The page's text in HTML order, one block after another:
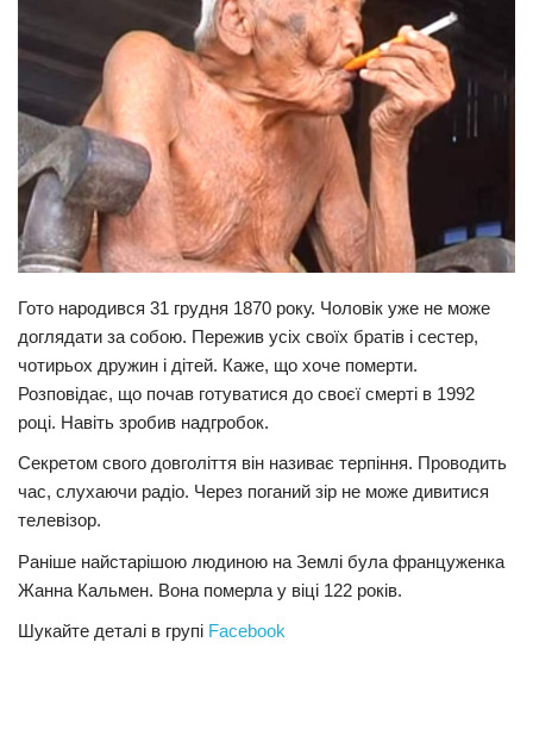
Цікаво
Наука
Технології
Історії
Здоров’я
Трагедії
Курйози
Суспільство
Гото народився 31 грудня 1870 року. Чоловік уже не може
доглядати за собою. Пережив усіх своїх братів і сестер,
чотирьох дружин і дітей. Каже, що хоче померти.
Розповідає, що почав готуватися до своєї смерті в 1992
році. Навіть зробив надгробок.
Секретом свого довголіття він називає терпіння. Проводить
час, слухаючи радіо. Через поганий зір не може дивитися
телевізор.
Раніше найстарішою людиною на Землі була француженка
Жанна Кальмен. Вона померла у віці 122 років.
Шукайте деталі в групі Facebook